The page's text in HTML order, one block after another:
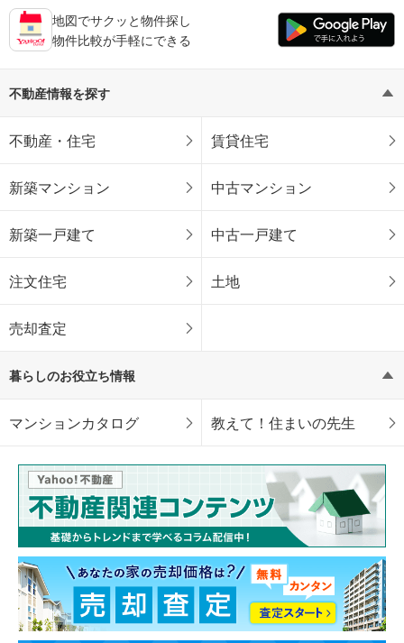
地図でサクッと物件探し
物件比較が手軽にできる
不動産情報を探す
不動産・住宅 賃貸住宅
新築マンション 中古マンション
新築一戸建て 中古一戸建て
注文住宅 土地
売却査定
暮らしのお役立ち情報
マンションカタログ 教えて！住まいの先生